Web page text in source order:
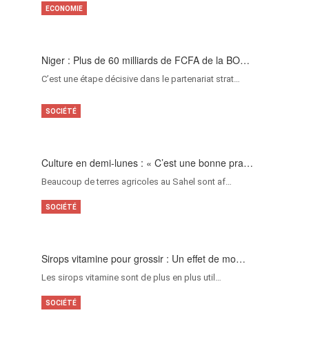
Niger : Plus de 60 milliards de FCFA de la BO…
C’est une étape décisive dans le partenariat strat…
ECONOMIE
Culture en demi-lunes : « C’est une bonne pra…
Beaucoup de terres agricoles au Sahel sont af…
SOCIÉTÉ
Sirops vitamine pour grossir : Un effet de mo…
Les sirops vitamine sont de plus en plus util…
SOCIÉTÉ
SOCIÉTÉ